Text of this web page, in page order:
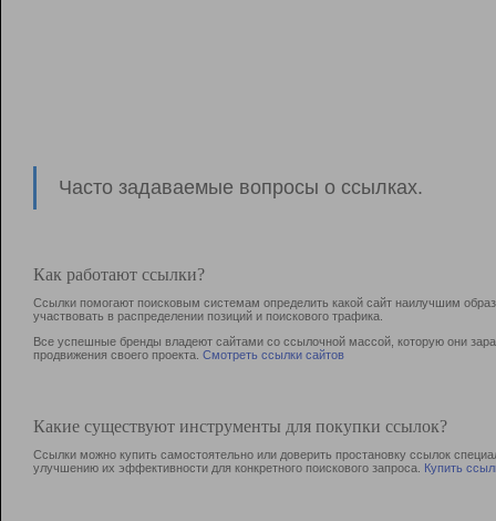
Часто задаваемые вопросы о ссылках.
Как работают ссылки?
Ссылки помогают поисковым системам определить какой сайт наилучшим
участвовать в раcпределении позиций и поискового трафика.
Все успешные бренды владеют сайтами со ссылочной массой, которую они
продвижения своего проекта. Смотреть ссылки сайтов
Какие существуют инструменты для покупки ссылок?
Ссылки можно купить самостоятельно или доверить простановку ссылок
улучшению их эффективности для конкретного поискового запроса. Купить